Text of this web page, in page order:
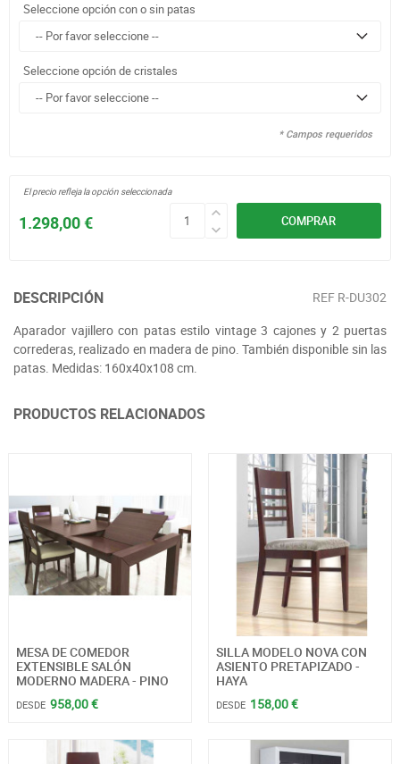
Seleccione opción con o sin patas
Seleccione opción de cristales
* Campos requeridos
COMPRAR
1.298,00 €
El precio refleja la opción seleccionada
DESCRIPCIÓN REF R-DU302
Aparador vajillero con patas estilo vintage 3 cajones y 2 puertas
correderas, realizado en madera de pino. También disponible sin las
patas. Medidas: 160x40x108 cm.
PRODUCTOS RELACIONADOS
MESA DE COMEDOR
EXTENSIBLE SALÓN
MODERNO MADERA - PINO
DESDE 958,00 €
SILLA MODELO NOVA CON
ASIENTO PRETAPIZADO -
HAYA
DESDE 158,00 €